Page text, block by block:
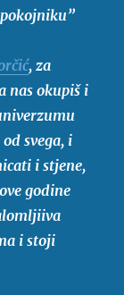
, za
nas okupiš i
svega, i
i stjene,
godine
i stoji